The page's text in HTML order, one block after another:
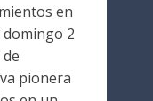
en
domingo 2
pionera